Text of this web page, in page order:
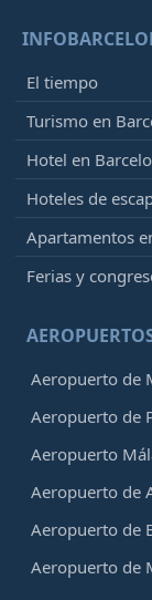
El tiempo
Turismo en
Hotel en
Hoteles de
Apartamentos
Ferias y
Aeropuerto de
Aeropuerto de
Aeropuerto
Aeropuerto de
Aeropuerto de
Aeropuerto de